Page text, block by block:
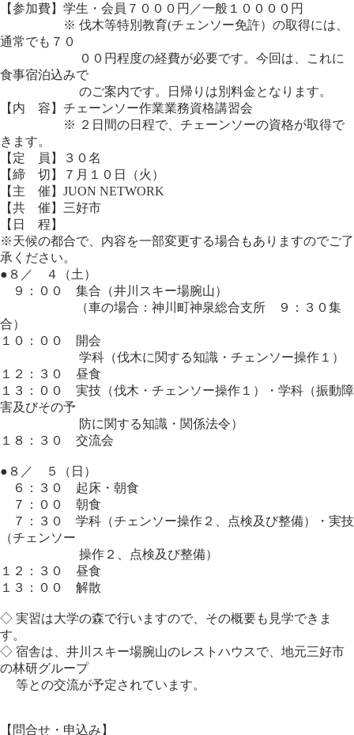
【参加費】学生・会員７０００円／一般１００００円
※ 伐木等特別教育(チェンソー免許）の取得には、
通常でも７０
００円程度の経費が必要です。今回は、これに
食事宿泊込みで
のご案内です。日帰りは別料金となります。
【内 容】チェーンソー作業業務資格講習会
※ ２日間の日程で、チェーンソーの資格が取得で
きます。
【定 員】３０名
【締 切】７月１０日（火）
【主 催】JUON NETWORK
【共 催】三好市
【日 程】
※天候の都合で、内容を一部変更する場合もありますのでご了
承ください。
●８／ ４（土）
９：００ 集合（井川スキー場腕山）
（車の場合：神川町神泉総合支所 ９：３０集
合）
１０：００ 開会
学科（伐木に関する知識・チェンソー操作１）
１２：３０ 昼食
１３：００ 実技（伐木・チェンソー操作１）・学科（振動障
害及びその予
防に関する知識・関係法令）
１８：３０ 交流会
●８／ ５（日）
６：３０ 起床・朝食
７：００ 朝食
７：３０ 学科（チェンソー操作２、点検及び整備）・実技
（チェンソー
操作２、点検及び整備）
１２：３０ 昼食
１３：００ 解散
◇ 実習は大学の森で行いますので、その概要も見学できま
す。
◇ 宿舎は、井川スキー場腕山のレストハウスで、地元三好市
の林研グループ
等との交流が予定されています。
【問合せ・申込み】